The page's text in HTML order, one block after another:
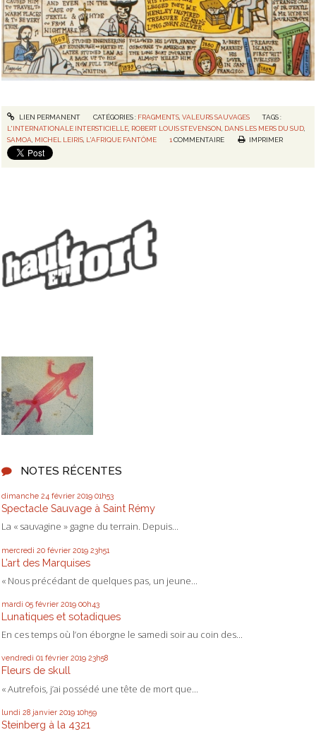
NOTES RÉCENTES
dimanche 24 février 2019 01h53
Spectacle Sauvage à Saint Rémy
La « sauvagine » gagne du terrain. Depuis...
mercredi 20 février 2019 23h51
L’art des Marquises
« Nous précédant de quelques pas, un jeune...
mardi 05 février 2019 00h43
Lunatiques et sotadiques
En ces temps où l’on éborgne le samedi soir au coin des...
vendredi 01 février 2019 23h58
Fleurs de skull
« Autrefois, j’ai possédé une tête de mort que...
lundi 28 janvier 2019 10h59
Steinberg à la 4321
LIEN PERMANENT CATÉGORIES : FRAGMENTS, VALEURS SAUVAGES
TAGS :
L'INTERNATIONALE INTERSTICIELLE, ROBERT LOUIS STEVENSON, DANS LES MERS DU SUD,
SAMOA, MICHEL LEIRIS, L'AFRIQUE FANTÔME 1 COMMENTAIRE IMPRIMER